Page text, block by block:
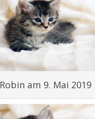
Robin am 9. Mai 2019